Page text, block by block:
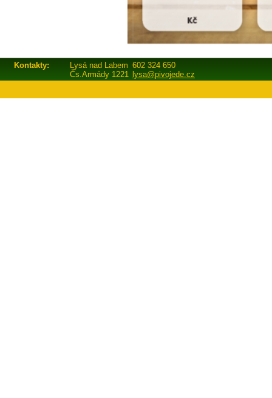
Kontakty: Lysá nad Labem 602 324 650
Čs.Armády 1221 lysa@pivojede.cz